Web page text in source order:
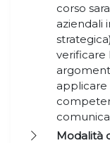
corso
aziendali
verificare
Modalità